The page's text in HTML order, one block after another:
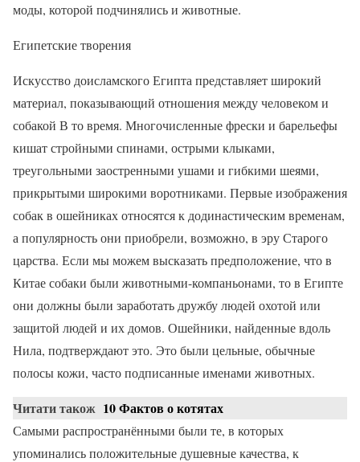
моды, которой подчинялись и животные.
Египетские творения
Искусство доисламского Египта представляет широкий
материал, показывающий отношения между человеком и
собакой В то время. Многочисленные фрески и барельефы
кишат стройными спинами, острыми клыками,
треугольными заостренными ушами и гибкими шеями,
прикрытыми широкими воротниками. Первые изображения
собак в ошейниках относятся к додинастическим временам,
а популярность они приобрели, возможно, в эру Старого
царства. Если мы можем высказать предположение, что в
Китае собаки были животными-компаньонами, то в Египте
они должны были заработать дружбу людей охотой или
защитой людей и их домов. Ошейники, найденные вдоль
Нила, подтверждают это. Это были цельные, обычные
полосы кожи, часто подписанные именами животных.
Читати також 10 Фактов о котятах
Самыми распространёнными были те, в которых
упоминались положительные душевные качества, к